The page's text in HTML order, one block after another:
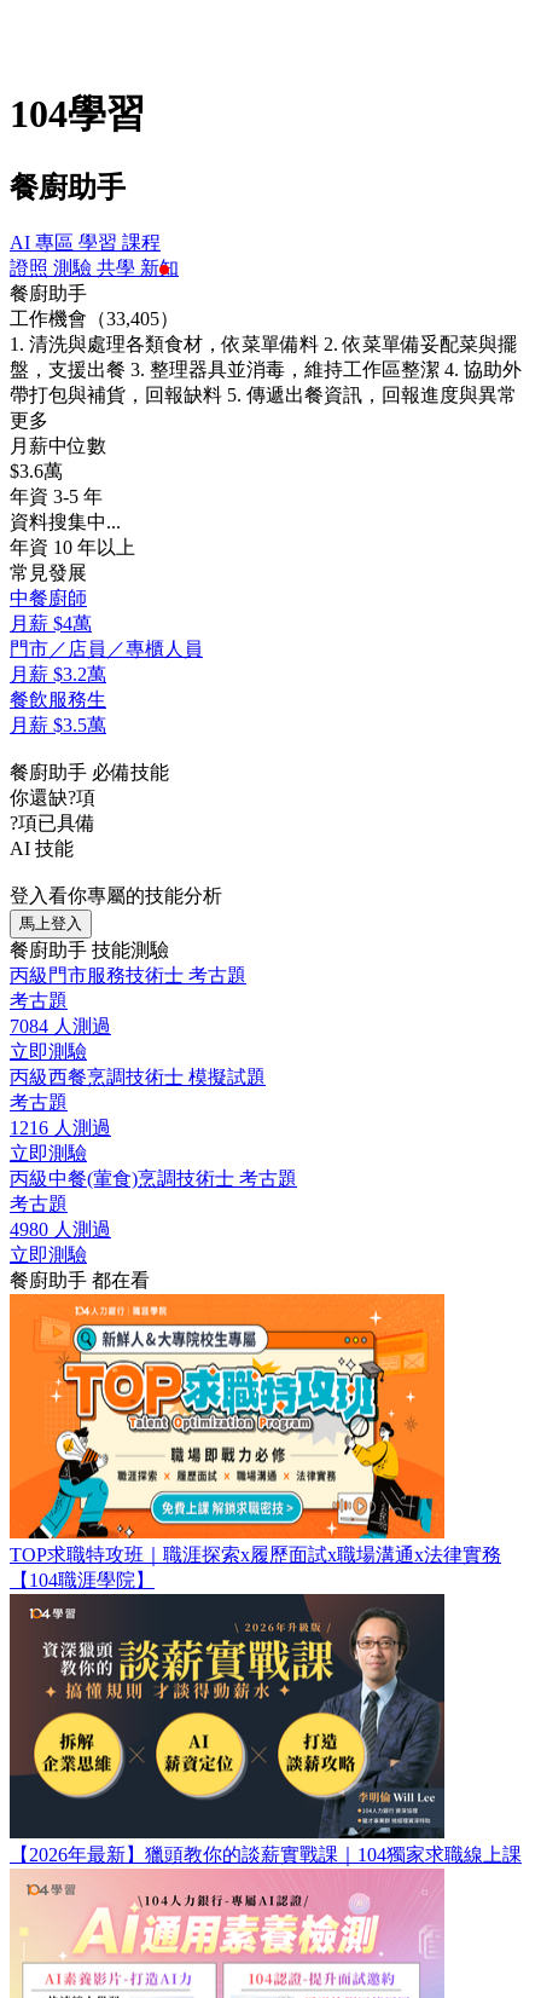
104學習
餐廚助手
AI 專區 學習 課程
證照 測驗 共學 新知
餐廚助手
工作機會（33,405）
1. 清洗與處理各類食材，依菜單備料 2. 依菜單備妥配菜與擺
盤，支援出餐 3. 整理器具並消毒，維持工作區整潔 4. 協助外
帶打包與補貨，回報缺料 5. 傳遞出餐資訊，回報進度與異常
更多
月薪中位數
$3.6萬
年資 3-5 年
資料搜集中...
年資 10 年以上
常見發展
中餐廚師
月薪 $4萬
門市／店員／專櫃人員
月薪 $3.2萬
餐飲服務生
月薪 $3.5萬
餐廚助手 必備技能
你還缺?項
?項已具備
AI 技能
登入看你專屬的技能分析
馬上登入
餐廚助手 技能測驗
丙級門市服務技術士 考古題
考古題
7084 人測過
立即測驗
丙級西餐烹調技術士 模擬試題
考古題
1216 人測過
立即測驗
丙級中餐(葷食)烹調技術士 考古題
考古題
4980 人測過
立即測驗
餐廚助手 都在看
TOP求職特攻班｜職涯探索x履歷面試x職場溝通x法律實務
【104職涯學院】
【2026年最新】獵頭教你的談薪實戰課｜104獨家求職線上課